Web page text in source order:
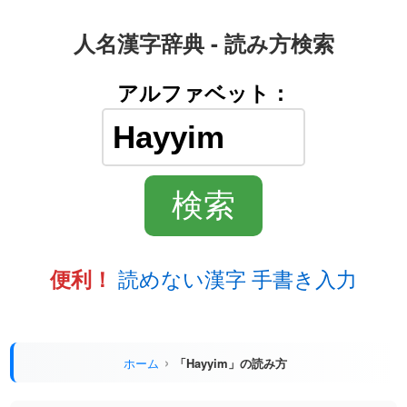
人名漢字辞典 - 読み方検索
アルファベット：
便利！ 読めない漢字 手書き入力
ホーム 「Hayyim」の読み方